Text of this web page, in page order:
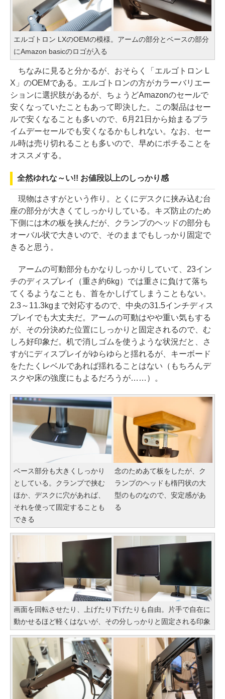
エルゴトロン LXのOEMの模様。アームの部分とベースの部分
にAmazon basicのロゴが入る
ちなみに見ると分かるが、おそらく「エルゴトロン L
X」のOEMである。エルゴトロンの方がカラーバリエー
ションに選択肢があるが、ちょうどAmazonのセールで
安くなっていたこともあって即決した。この製品はセー
ルで安くなることも多いので、6月21日から始まるプラ
イムデーセールでも安くなるかもしれない。なお、セー
ル時は売り切れることも多いので、早めにポチることを
オススメする。
全然ゆれな～い!! お値段以上のしっかり感
現物はさすがという作り。とくにデスクに挟み込む台
座の部分が大きくてしっかりしている。キズ防止のため
下側には木の板を挟んだが、クランプのヘッドの部分も
オーバル状で大きいので、そのままでもしっかり固定で
きると思う。
アームの可動部分もかなりしっかりしていて、23イン
チのディスプレイ（重さ約6kg）では重さに負けて落ち
てくるようなことも、首をかしげてしまうこともない。
2.3～11.3kgまで対応するので、中央の31.5インチディス
プレイでも大丈夫だ。アームの可動はやや重い気もする
が、その分決めた位置にしっかりと固定されるので、む
しろ好印象だ。机で消しゴムを使うような状況だと、さ
すがにディスプレイがゆらゆらと揺れるが、キーボード
をたたくレベルであれば揺れることはない（もちろんデ
スクや床の強度にもよるだろうが……）。
ベース部分も大きくしっかり
としている。クランプで挟む
ほか、デスクに穴があれば、
それを使って固定することも
できる
念のためあて板をしたが、ク
ランプのヘッドも楕円状の大
型のものなので、安定感があ
る
画面を回転させたり、上げたり下げたりも自由。片手で自在に
動かせるほど軽くはないが、その分しっかりと固定される印象